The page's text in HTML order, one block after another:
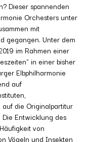
Dieser spannenden
Orchesters unter
mit
gegangen. Unter dem
im Rahmen einer
in einer bisher
Elbphilharmonie
auf
die Originalpartitur
Die Entwicklung des
von
Vögeln und Insekten